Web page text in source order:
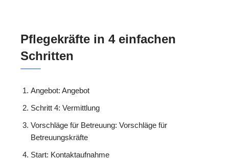
Pflegekräfte in 4 einfachen
Schritten
Angebot: Angebot
Schritt 4: Vermittlung
Vorschläge für Betreuung: Vorschläge für
Betreuungskräfte
Start: Kontaktaufnahme